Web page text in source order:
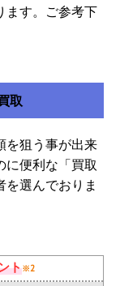
ます。ご参考下
取
を狙う事が出来
に便利な「買取
選んでおりま
ト※2